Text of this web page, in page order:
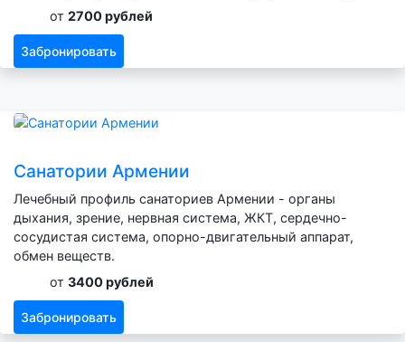
от 2700 рублей
Забронировать
Санатории Армении
Лечебный профиль санаториев Армении - органы
дыхания, зрение, нервная система, ЖКТ, сердечно-
сосудистая система, опорно-двигательный аппарат,
обмен веществ.
от 3400 рублей
Забронировать